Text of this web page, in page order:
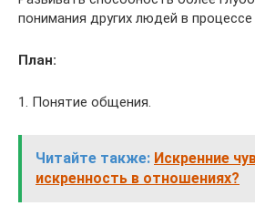
понимания других людей в
План:
1. Понятие общения.
Читайте также: Искренние
искренность в отношениях?